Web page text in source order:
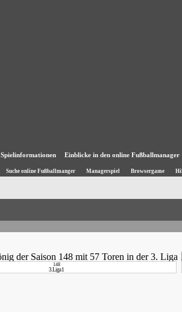
Spielinformationen Einblicke in den online Fußballmanager
Suche online Fußballmanger Managerspiel Browsergame
148
3. Liga 1